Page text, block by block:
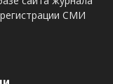
СМИ